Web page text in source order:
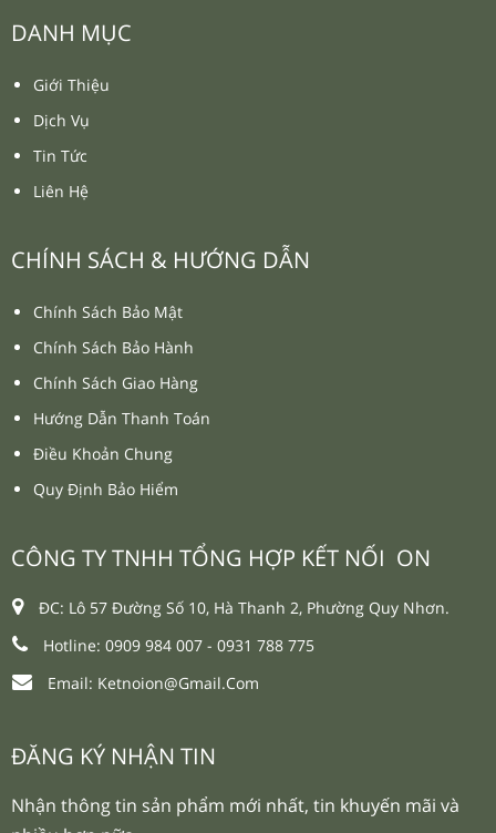
CÔNG TY TNHH TỔNG HỢP KẾT NỐI ON
ĐC: Lô 57 Đường Số 10, Hà Thanh 2, Phường Quy Nhơn.
Hotline: 0909 984 007 - 0931 788 775
Email: Ketnoion@gmail.com
DANH MỤC
Giới Thiệu
Dịch Vụ
Tin Tức
Liên Hệ
CHÍNH SÁCH & HƯỚNG DẪN
Chính Sách Bảo Mật
Chính Sách Bảo Hành
Chính Sách Giao Hàng
Hướng Dẫn Thanh Toán
Điều Khoản Chung
Quy Định Bảo Hiểm
ĐĂNG KÝ NHẬN TIN
Nhận thông tin sản phẩm mới nhất, tin khuyến mãi và